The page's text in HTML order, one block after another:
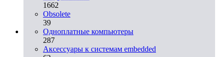
1662
Obsolete
39
Одноплатные компьютеры
287
Аксессуары к системам embedded